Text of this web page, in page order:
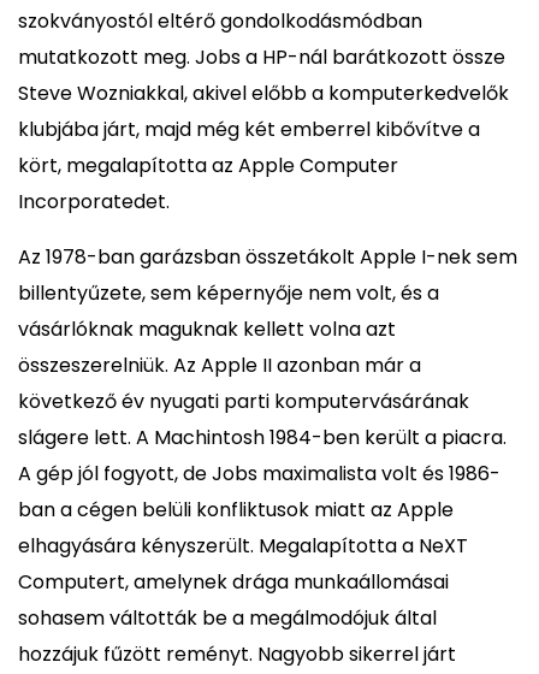
szokványostól eltérő gondolkodásmódban
mutatkozott meg. Jobs a HP-nál barátkozott össze
Steve Wozniakkal, akivel előbb a komputerkedvelők
klubjába járt, majd még két emberrel kibővítve a
kört, megalapította az Apple Computer
Incorporatedet.
Az 1978-ban garázsban összetákolt Apple I-nek sem
billentyűzete, sem képernyője nem volt, és a
vásárlóknak maguknak kellett volna azt
összeszerelniük. Az Apple II azonban már a
következő év nyugati parti komputervásárának
slágere lett. A Machintosh 1984-ben került a piacra.
A gép jól fogyott, de Jobs maximalista volt és 1986-
ban a cégen belüli konfliktusok miatt az Apple
elhagyására kényszerült. Megalapította a NeXT
Computert, amelynek drága munkaállomásai
sohasem váltották be a megálmodójuk által
hozzájuk fűzött reményt. Nagyobb sikerrel járt